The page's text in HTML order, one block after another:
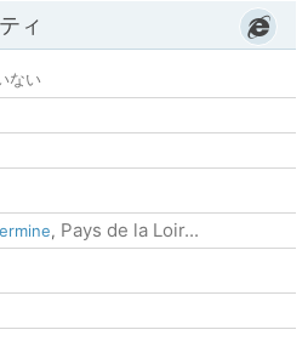
ィ
ない
, Pays de la Loir...